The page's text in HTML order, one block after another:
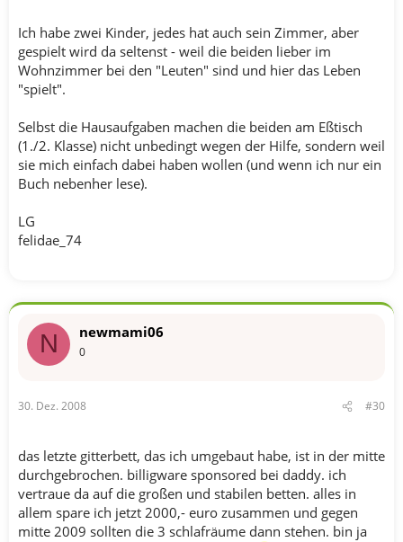
Ich habe zwei Kinder, jedes hat auch sein Zimmer, aber
gespielt wird da seltenst - weil die beiden lieber im
Wohnzimmer bei den "Leuten" sind und hier das Leben
"spielt".
Selbst die Hausaufgaben machen die beiden am Eßtisch
(1./2. Klasse) nicht unbedingt wegen der Hilfe, sondern weil
sie mich einfach dabei haben wollen (und wenn ich nur ein
Buch nebenher lese).
LG
felidae_74
N newmami06
0
30. Dez. 2008 #30
das letzte gitterbett, das ich umgebaut habe, ist in der mitte
durchgebrochen. billigware sponsored bei daddy. ich
vertraue da auf die großen und stabilen betten. alles in
allem spare ich jetzt 2000,- euro zusammen und gegen
mitte 2009 sollten die 3 schlafräume dann stehen. bin ja